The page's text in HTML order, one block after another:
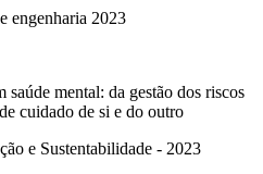
engenharia 2023
saúde mental: da gestão dos riscos
cuidado de si e do outro
e Sustentabilidade - 2023